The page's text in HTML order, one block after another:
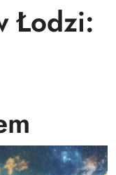
Łodzi: